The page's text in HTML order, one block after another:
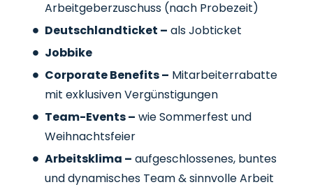
Arbeitgeberzuschuss (nach Probezeit)
Deutschlandticket – als Jobticket
Jobbike
Corporate Benefits – Mitarbeiterrabatte
mit exklusiven Vergünstigungen
Team-Events – wie Sommerfest und
Weihnachtsfeier
Arbeitsklima – aufgeschlossenes, buntes
und dynamisches Team & sinnvolle Arbeit